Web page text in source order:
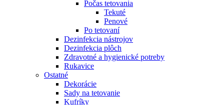
Počas tetovania
Tekuté
Penové
Po tetovaní
Dezinfekcia nástrojov
Dezinfekcia plôch
Zdravotné a hygienické potreby
Rukavice
Ostatné
Dekorácie
Sady na tetovanie
Kufríky